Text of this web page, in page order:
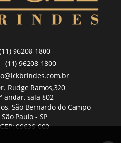
(11) 96208-1800
(11) 96208-1800
Rudge Ramos,320
andar, sala 802
São Bernardo do Campo
São Paulo - SP
CEP: 09636-000